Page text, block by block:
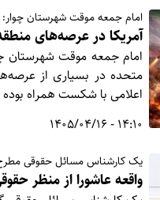
امام جمعه موقت شهرستان چوار:
آمریکا در عرصه‌های
امام جمعه موقت شهرستان
متحده در بسیاری از
اعلامی با شکست همراه
14:10 - 1405/04/16
یک کارشناس مسائل حقوقی
واقعه عاشورا از منظر